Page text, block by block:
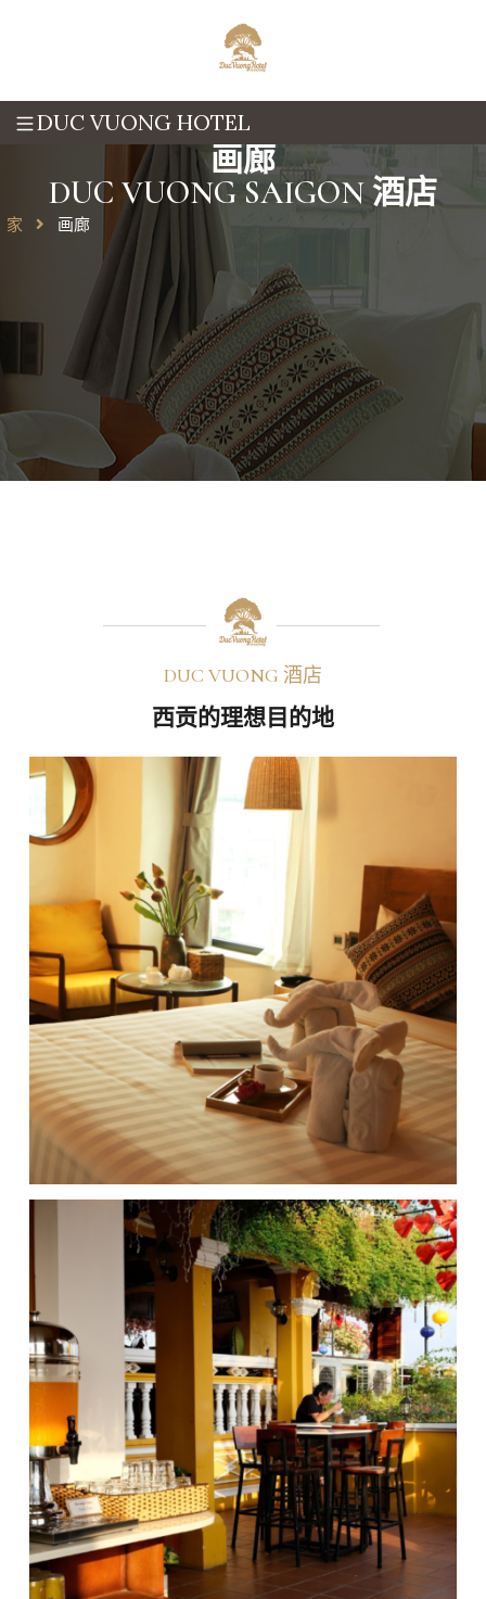
DUC VUONG HOTEL
画廊
DUC VUONG SAIGON 酒店
家 画廊
DUC VUONG 酒店
西贡的理想目的地